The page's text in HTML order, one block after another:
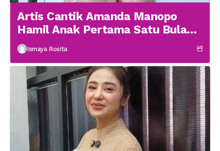
Artis Cantik Amanda Manopo
Hamil Anak Pertama Satu Bulan
menikah
Ismaya Rosita